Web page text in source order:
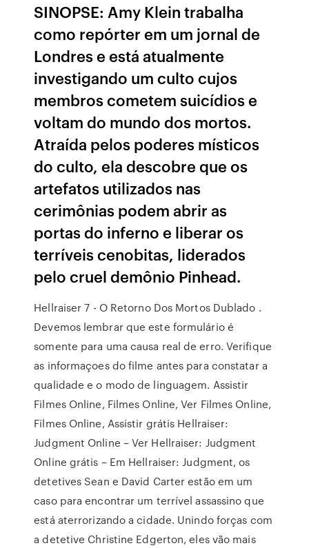
SINOPSE: Amy Klein trabalha
como repórter em um jornal de
Londres e está atualmente
investigando um culto cujos
membros cometem suicídios e
voltam do mundo dos mortos.
Atraída pelos poderes místicos
do culto, ela descobre que os
artefatos utilizados nas
cerimônias podem abrir as
portas do inferno e liberar os
terríveis cenobitas, liderados
pelo cruel demônio Pinhead.
Hellraiser 7 - O Retorno Dos Mortos Dublado .
Devemos lembrar que este formulário é
somente para uma causa real de erro. Verifique
as informaçoes do filme antes para constatar a
qualidade e o modo de linguagem. Assistir
Filmes Online, Filmes Online, Ver Filmes Online,
Filmes Online, Assistir grátis Hellraiser:
Judgment Online – Ver Hellraiser: Judgment
Online grátis – Em Hellraiser: Judgment, os
detetives Sean e David Carter estão em um
caso para encontrar um terrível assassino que
está aterrorizando a cidade. Unindo forças com
a detetive Christine Edgerton, eles vão mais